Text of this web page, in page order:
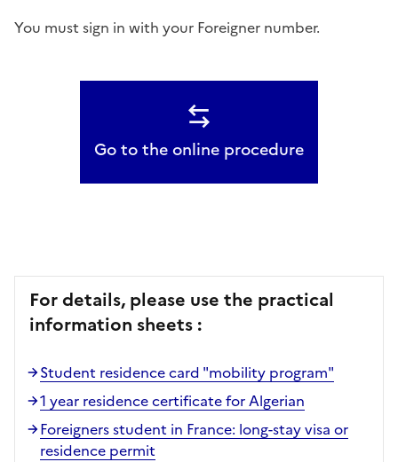
You must sign in with your Foreigner number.
Go to the online procedure
For details, please use the practical
information sheets :
Student residence card "mobility program"
1 year residence certificate for Algerian
Foreigners student in France: long-stay visa or
residence permit